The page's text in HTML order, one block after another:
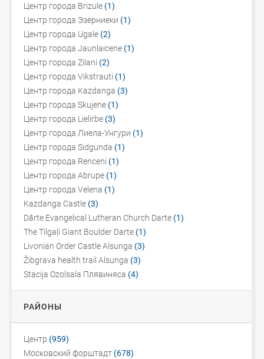
Центр города Brizule (1)
Центр города Эзерниеки (1)
Центр города Ugale (2)
Центр города Jaunlaicene (1)
Центр города Zilani (2)
Центр города Vikstrauti (1)
Центр города Kazdanga (3)
Центр города Skujene (1)
Центр города Lielirbe (3)
Центр города Лиела-Унгури (1)
Центр города Sidgunda (1)
Центр города Renceni (1)
Центр города Abrupe (1)
Центр города Velena (1)
Kazdanga Castle (3)
Dārte Evangelical Lutheran Church Darte (1)
The Tilgaļi Giant Boulder Darte (1)
Livonian Order Castle Alsunga (3)
Žibgrava health trail Alsunga (3)
Stacija Ozolsala Плявиняса (4)
РАЙОНЫ
Центр (959)
Московский форштадт (678)